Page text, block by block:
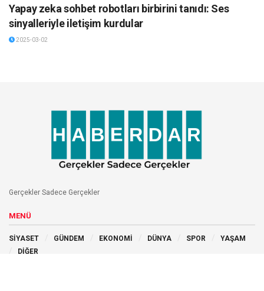
Yapay zeka sohbet robotları birbirini tanıdı: Ses
sinyalleriyle iletişim kurdular
2025-03-02
Gerçekler Sadece Gerçekler
MENÜ
SİYASET GÜNDEM EKONOMİ DÜNYA SPOR
YAŞAM
DİĞER